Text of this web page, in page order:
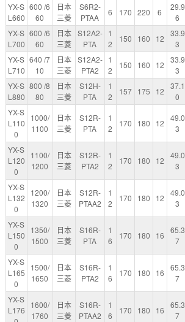
YX-S
L660
600 /6
60
日本
三菱
S6R2-
PTAA
6 170 220 6
29.9
6
YX-S
L700
600 /6
60
日本
三菱
S12A2-
PTA
1
2
150 160 12
33.9
3
YX-S
L710
640 /7
10
日本
三菱
S12A2-
PTA2
1
2
150 160 12
33.9
3
YX-S
L880
800 /8
80
日本
三菱
S12H-
PTA
1
2
157 175 12
37.1
0
YX-S
L110
0
1000/
1100
日本
三菱
S12R-
PTA
1
2
170 180 12
49.0
3
YX-S
L120
0
1100/
1200
日本
三菱
S12R-
PTA2
1
2
170 180 12
49.0
3
YX-S
L132
0
1200/
1320
日本
三菱
S12R-
PTAA2
1
2
170 180 12
49.0
3
YX-S
L150
0
1350/
1500
日本
三菱
S16R-
PTA
1
6
170 180 16
65.3
7
YX-S
L165
0
1500/
1650
日本
三菱
S16R-
PTA2
1
6
170 180 16
65.3
7
YX-S
L176
1600/
1760
日本
三菱
S16R-
PTAA2
1
6
170 180 16
65.3
7